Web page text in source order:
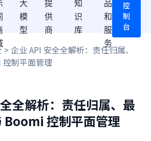
大
模
型
提
供
商
知
识
库
品
和
服
务
控
制
台
> 企业 API 安全全解析：责任归属、
制平面管理
全解析：责任归属、最
Boomi 控制平面管理